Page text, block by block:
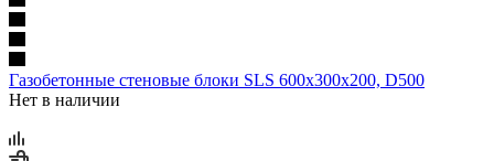
Газобетонные стеновые блоки SLS 600х300х200, D500
Нет в наличии